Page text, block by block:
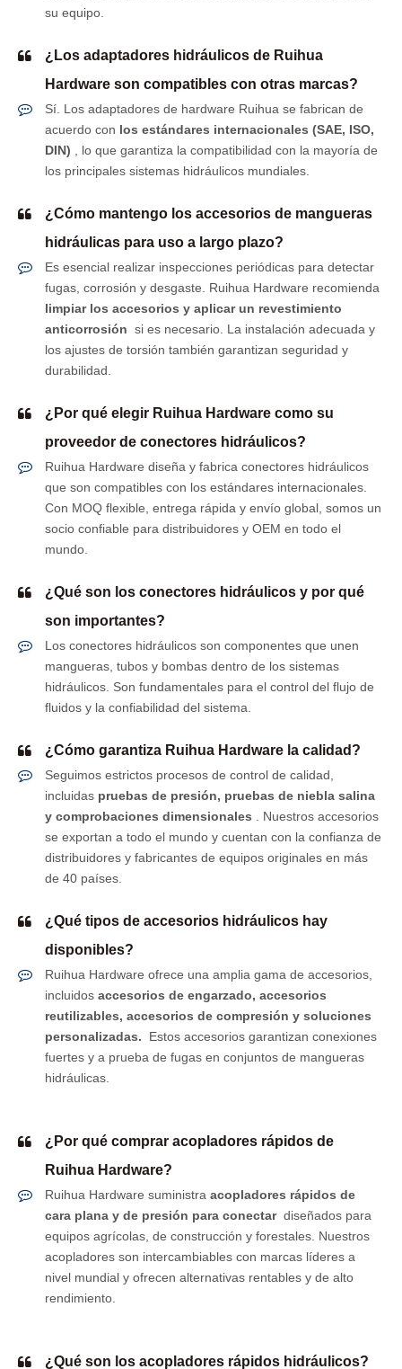
su equipo.
¿Los adaptadores hidráulicos de Ruihua
Hardware son compatibles con otras marcas?
Sí. Los adaptadores de hardware Ruihua se fabrican de
acuerdo con los estándares internacionales (SAE, ISO,
DIN)
, lo que garantiza la compatibilidad con la mayoría de
los principales sistemas hidráulicos mundiales.
¿Cómo mantengo los accesorios de mangueras
hidráulicas para uso a largo plazo?
Es esencial realizar inspecciones periódicas para detectar
fugas, corrosión y desgaste. Ruihua Hardware recomienda
limpiar los accesorios y aplicar un revestimiento
anticorrosión si es necesario. La instalación adecuada y
los ajustes de torsión también garantizan seguridad y
durabilidad.
¿Por qué elegir Ruihua Hardware como su
proveedor de conectores hidráulicos?
Ruihua Hardware diseña y fabrica conectores hidráulicos
que son compatibles con los estándares internacionales.
Con MOQ flexible, entrega rápida y envío global, somos un
socio confiable para distribuidores y OEM en todo el
mundo.
¿Qué son los conectores hidráulicos y por qué
son importantes?
Los conectores hidráulicos son componentes que unen
mangueras, tubos y bombas dentro de los sistemas
hidráulicos. Son fundamentales para el control del flujo de
fluidos y la confiabilidad del sistema.
¿Cómo garantiza Ruihua Hardware la calidad?
Seguimos estrictos procesos de control de calidad,
incluidas pruebas de presión, pruebas de niebla salina
y comprobaciones dimensionales
. Nuestros accesorios
se exportan a todo el mundo y cuentan con la confianza de
distribuidores y fabricantes de equipos originales en más
de 40 países.
¿Qué tipos de accesorios hidráulicos hay
disponibles?
Ruihua Hardware ofrece una amplia gama de accesorios,
incluidos accesorios de engarzado, accesorios
reutilizables, accesorios de compresión y soluciones
personalizadas.
Estos accesorios garantizan conexiones
fuertes y a prueba de fugas en conjuntos de mangueras
hidráulicas.
¿Por qué comprar acopladores rápidos de
Ruihua Hardware?
Ruihua Hardware suministra acopladores rápidos de
cara plana y de presión para conectar diseñados para
equipos agrícolas, de construcción y forestales. Nuestros
acopladores son intercambiables con marcas líderes a
nivel mundial y ofrecen alternativas rentables y de alto
rendimiento.
¿Qué son los acopladores rápidos hidráulicos?